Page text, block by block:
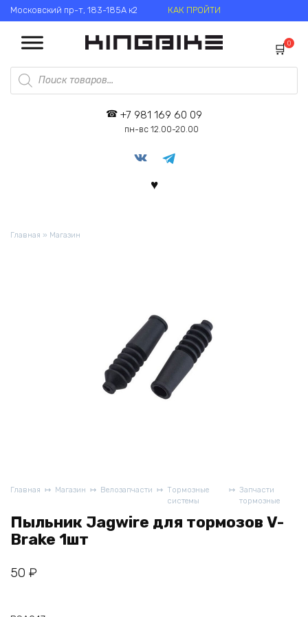
Перейти
к
содержанию
Московский пр-т, 183-185А к2 КАК ПРОЙТИ
Поиск
товаров
0
+7 981 169 60 09
пн-вс 12.00-20.00
Главная » Магазин
Главная Магазин Велозапчасти
Тормозные
системы
Запчасти
тормозные
Пыльник Jagwire для тормозов V-
Brake 1шт
50 ₽